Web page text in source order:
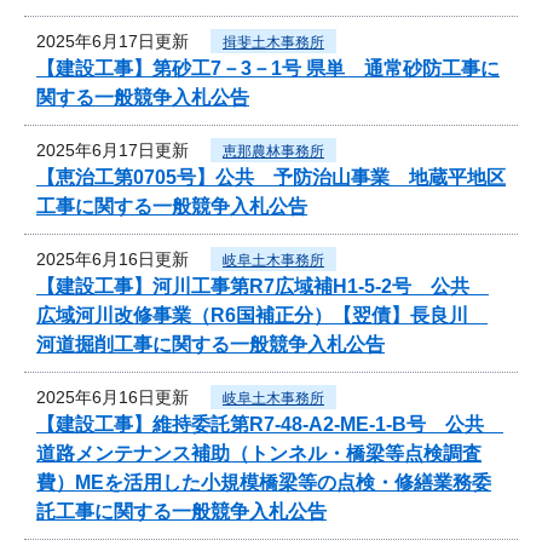
2025年6月17日更新 揖斐土木事務所
【建設工事】第砂工7－3－1号 県単 通常砂防工事に
関する一般競争入札公告
2025年6月17日更新 恵那農林事務所
【恵治工第0705号】公共 予防治山事業 地蔵平地区
工事に関する一般競争入札公告
2025年6月16日更新 岐阜土木事務所
【建設工事】河川工事第R7広域補H1-5-2号 公共
広域河川改修事業（R6国補正分）【翌債】長良川
河道掘削工事に関する一般競争入札公告
2025年6月16日更新 岐阜土木事務所
【建設工事】維持委託第R7-48-A2-ME-1-B号 公共
道路メンテナンス補助（トンネル・橋梁等点検調査
費）MEを活用した小規模橋梁等の点検・修繕業務委
託工事に関する一般競争入札公告